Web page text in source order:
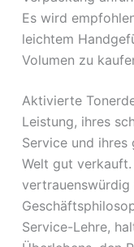
Es wird
leichtem
Volumen zu
Aktivierte
Leistung, ihres
Service und ihres
Welt gut
vertrauenswürdig
Service-Lehre,